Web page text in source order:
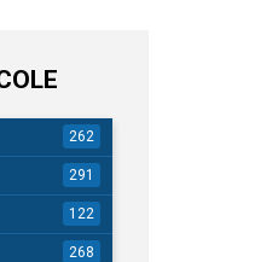
262
291
122
268